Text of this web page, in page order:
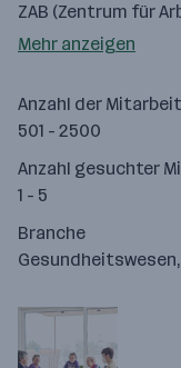
ZAB (Zentrum für
Mehr anzeigen
Anzahl der
501 - 2500
Anzahl gesuchter
1 - 5
Branche